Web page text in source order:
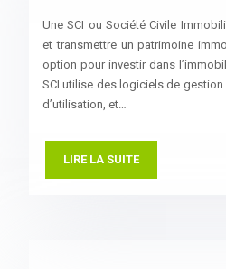
Une SCI ou Société Civile
et transmettre un patrimoine
option pour investir dans
SCI utilise des logiciels de
d’utilisation, et…
LIRE LA SUITE